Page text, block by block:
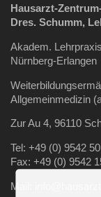
Hausarzt-
Dres. Schumm,
Akadem.
Nürnberg-Erlangen
Allgemeinmedizin
Zur Au 4, 96110
Tel: +49 (0) 9542
Fax: +49 (0) 9542
Mail: